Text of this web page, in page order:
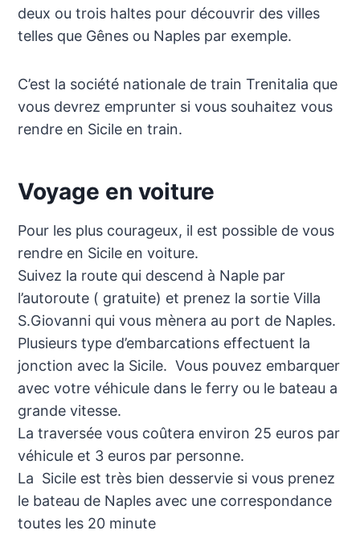
deux ou trois haltes pour découvrir des villes
telles que Gênes ou Naples par exemple.
C’est la société nationale de train Trenitalia que
vous devrez emprunter si vous souhaitez vous
rendre en Sicile en train.
Voyage en voiture
Pour les plus courageux, il est possible de vous
rendre en Sicile en voiture.
Suivez la route qui descend à Naple par
l’autoroute ( gratuite) et prenez la sortie Villa
S.Giovanni qui vous mènera au port de Naples.
Plusieurs type d’embarcations effectuent la
jonction avec la Sicile. Vous pouvez embarquer
avec votre véhicule dans le ferry ou le bateau a
grande vitesse.
La traversée vous coûtera environ 25 euros par
véhicule et 3 euros par personne.
La Sicile est très bien desservie si vous prenez
le bateau de Naples avec une correspondance
toutes les 20 minute